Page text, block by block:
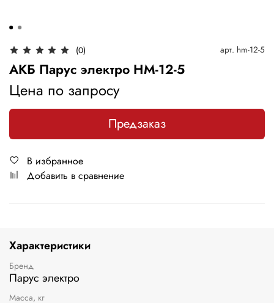
(0) арт. hm-12-5
АКБ Парус электро HM-12-5
Цена по запросу
Предзаказ
В избранное
Добавить в сравнение
Характеристики
Бренд
Парус электро
Масса, кг